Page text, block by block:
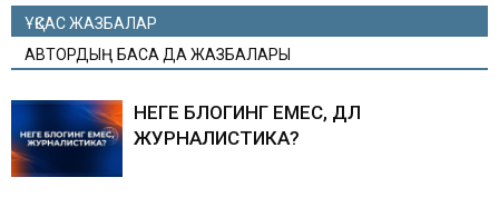
ҰҚСАС ЖАЗБАЛАР
АВТОРДЫҢ БАСҚА ДА ЖАЗБАЛАРЫ
НЕГЕ БЛОГИНГ ЕМЕС, ДӘЛ
ЖУРНАЛИСТИКА?